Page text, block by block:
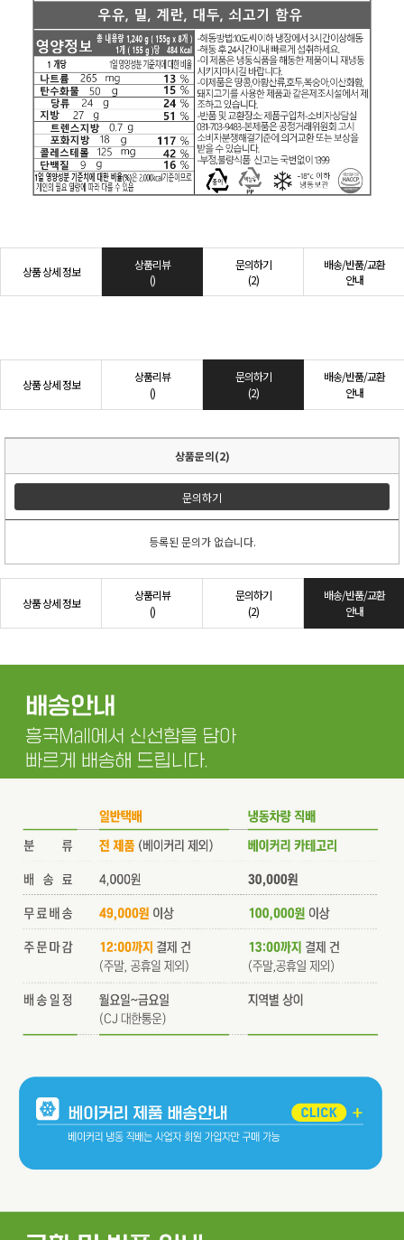
상품 상세 정보
상품리뷰
()
문의하기
(2)
배송/반품/교환
안내
상품 상세 정보
상품리뷰
()
문의하기
(2)
배송/반품/교환
안내
상품문의(2)
문의하기
등록된 문의가 없습니다.
상품 상세 정보
상품리뷰
()
문의하기
(2)
배송/반품/교환
안내